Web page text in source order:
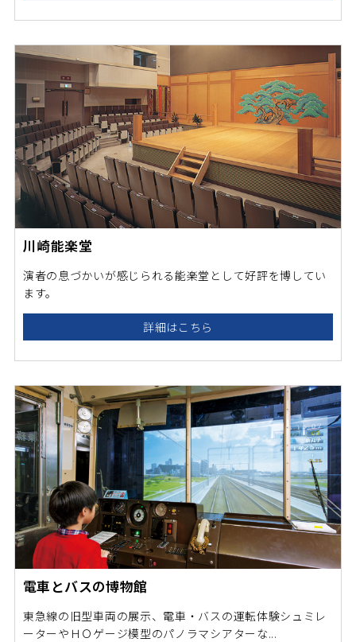
川崎能楽堂
演者の息づかいが感じられる能楽堂として好評を博してい
ます。
詳細はこちら
電車とバスの博物館
東急線の旧型車両の展示、電車・バスの運転体験シュミレ
ーターやＨＯゲージ模型のパノラマシアターな...